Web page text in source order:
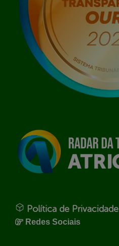
Política de Privacidade
Redes Sociais